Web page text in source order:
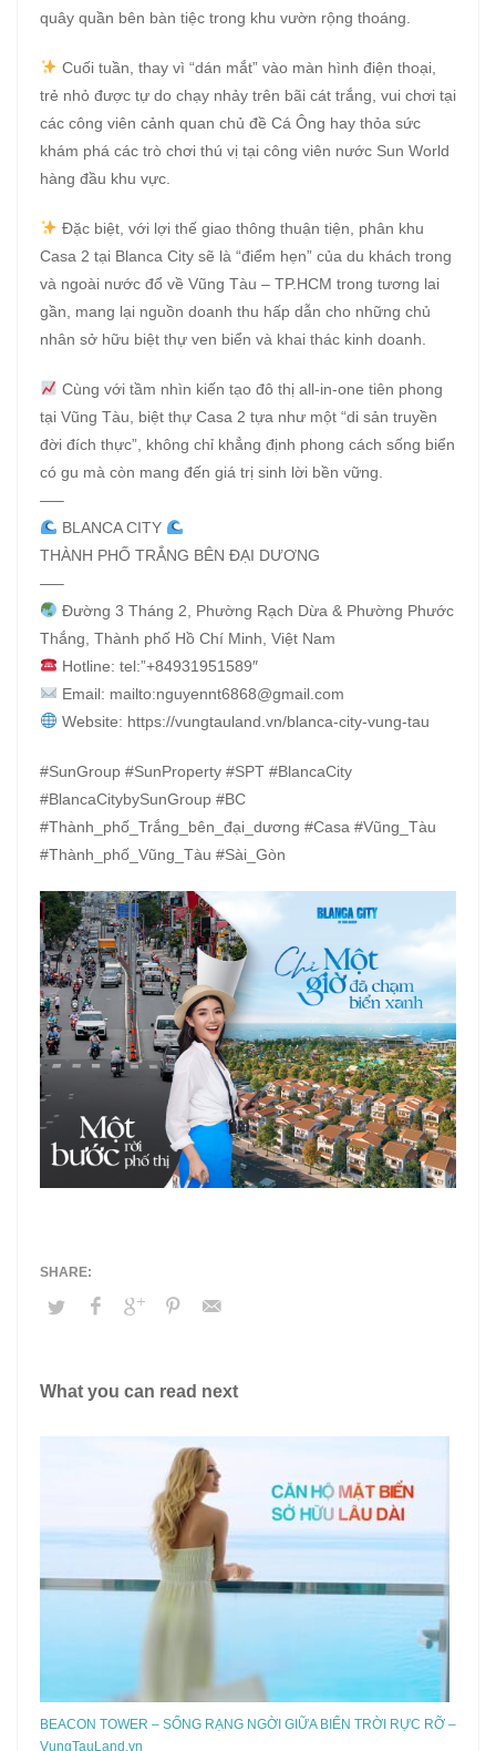
quây quần bên bàn tiệc trong khu vườn rộng thoáng.
Cuối tuần, thay vì “dán mắt” vào màn hình điện thoại,
trẻ nhỏ được tự do chạy nhảy trên bãi cát trắng, vui chơi tại
các công viên cảnh quan chủ đề Cá Ông hay thỏa sức
khám phá các trò chơi thú vị tại công viên nước Sun World
hàng đầu khu vực.
Đặc biệt, với lợi thế giao thông thuận tiện, phân khu
Casa 2 tại Blanca City sẽ là “điểm hẹn” của du khách trong
và ngoài nước đổ về Vũng Tàu – TP.HCM trong tương lai
gần, mang lại nguồn doanh thu hấp dẫn cho những chủ
nhân sở hữu biệt thự ven biển và khai thác kinh doanh.
Cùng với tầm nhìn kiến tạo đô thị all-in-one tiên phong
tại Vũng Tàu, biệt thự Casa 2 tựa như một “di sản truyền
đời đích thực”, không chỉ khẳng định phong cách sống biển
có gu mà còn mang đến giá trị sinh lời bền vững.
—–
BLANCA CITY
THÀNH PHỐ TRẮNG BÊN ĐẠI DƯƠNG
—–
Đường 3 Tháng 2, Phường Rạch Dừa & Phường Phước
Thắng, Thành phố Hồ Chí Minh, Việt Nam
Hotline: tel:”+84931951589″
Email: mailto:nguyennt6868@gmail.com
Website: https://vungtauland.vn/blanca-city-vung-tau
#SunGroup #SunProperty #SPT #BlancaCity
#BlancaCitybySunGroup #BC
#Thành_phố_Trắng_bên_đại_dương #Casa #Vũng_Tàu
#Thành_phố_Vũng_Tàu #Sài_Gòn
What you can read next
BEACON TOWER – SỐNG RẠNG NGỜI GIỮA BIỂN TRỜI RỰC RỠ –
VungTauLand.vn